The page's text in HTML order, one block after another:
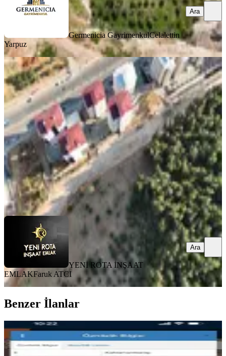
Germenicia GayrimenkulCelalettin
Yarpuz
Ara
TAKASLI
%6
Yeni Rota Emlaktan Kuzey Çevre
Yolu Üzeri Yatırımlık Bağ
Onikişubat, Rasim Özdenören Mahallesi
1500 m²·4.833/m²·16.12.2025
7.250.000 ₺7.700.000 ₺
YENİ ROTA İNŞAAT EMLAKFaruk ATCI
Ara
YENİ ROTA İNŞAAT
EMLAKFaruk ATCI
Ara
Benzer İlanlar
Sarıçukurda 15384 M2 Satılık Tarla